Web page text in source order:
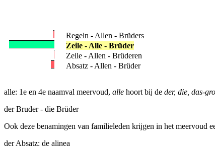
Regeln - Allen - Brüders
Zeile - Alle - Brüder
Zeile - Allen - Brüderen
Absatz - Allen - Brüder
alle: 1e en 4e naamval meervoud, alle hoort bij de der, die, das-
der Bruder - die Brüder
Ook deze benamingen van familieleden krijgen in het meervoud
der Absatz: de alinea